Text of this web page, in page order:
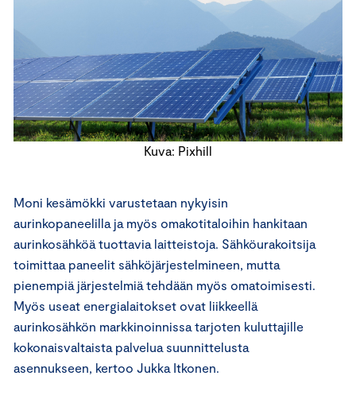
Kuva: Pixhill
Moni kesämökki varustetaan nykyisin
aurinkopaneelilla ja myös omakotitaloihin hankitaan
aurinkosähköä tuottavia laitteistoja. Sähköurakoitsija
toimittaa paneelit sähköjärjestelmineen, mutta
pienempiä järjestelmiä tehdään myös omatoimisesti.
Myös useat energialaitokset ovat liikkeellä
aurinkosähkön markkinoinnissa tarjoten kuluttajille
kokonaisvaltaista palvelua suunnittelusta
asennukseen, kertoo Jukka Itkonen.